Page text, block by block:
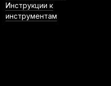
Инструкции к
инструментам